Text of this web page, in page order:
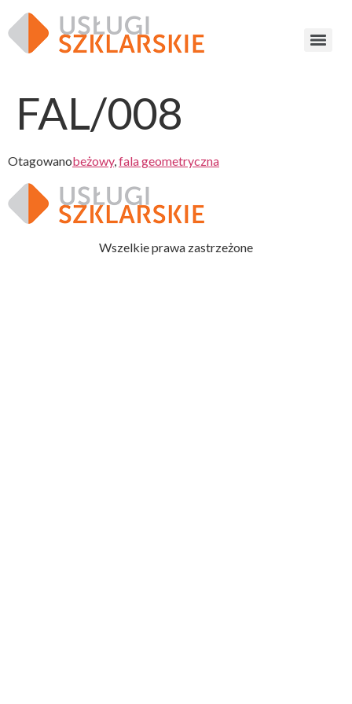
FAL/008
Otagowanobeżowy,fala geometryczna
Wszelkie prawa zastrzeżone